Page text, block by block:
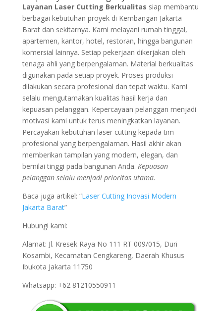
Layanan Laser Cutting Berkualitas siap membantu
berbagai kebutuhan proyek di Kembangan Jakarta
Barat dan sekitarnya. Kami melayani rumah tinggal,
apartemen, kantor, hotel, restoran, hingga bangunan
komersial lainnya. Setiap pekerjaan dikerjakan oleh
tenaga ahli yang berpengalaman. Material berkualitas
digunakan pada setiap proyek. Proses produksi
dilakukan secara profesional dan tepat waktu. Kami
selalu mengutamakan kualitas hasil kerja dan
kepuasan pelanggan. Kepercayaan pelanggan menjadi
motivasi kami untuk terus meningkatkan layanan.
Percayakan kebutuhan laser cutting kepada tim
profesional yang berpengalaman. Hasil akhir akan
memberikan tampilan yang modern, elegan, dan
bernilai tinggi pada bangunan Anda. Kepuasan
pelanggan selalu menjadi prioritas utama.
Baca juga artikel: “Laser Cutting Inovasi Modern
Jakarta Barat”
Hubungi kami:
Alamat: Jl. Kresek Raya No 111 RT 009/015, Duri
Kosambi, Kecamatan Cengkareng, Daerah Khusus
Ibukota Jakarta 11750
Whatsapp: +62 81210550911